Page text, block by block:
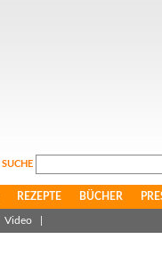
SUCHE
REZEPTE BÜCHER
Video